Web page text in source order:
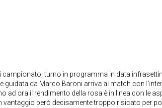
turno in programma in data
da Marco Baroni arriva al match con
ora il rendimento della rosa è in linea con le
vantaggio però decisamente troppo risicato per